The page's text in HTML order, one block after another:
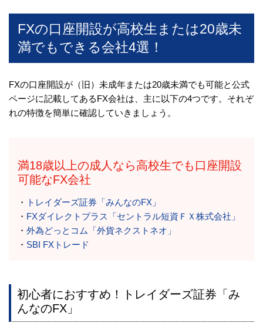
FXの口座開設が高校生または20歳未
満でもできる会社4選！
FXの口座開設が（旧）未成年または20歳未満でも可能と公式
ページに記載してあるFX会社は、主に以下の4つです。それぞ
れの特徴を簡単に確認していきましょう。
満18歳以上の成人なら高校生でも口座開設
可能なFX会社
・
トレイダーズ証券「みんなのFX」
・ FXダイレクトプラス「セントラル短資ＦＸ株式会社」
・ 外為どっとコム「外貨ネクストネオ」
・ SBI FXトレード
初心者におすすめ！トレイダーズ証券「み
んなのFX」